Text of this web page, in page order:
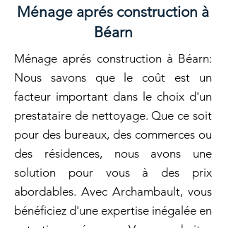
Ménage aprés construction à
Béarn
Ménage aprés construction à Béarn:
Nous savons que le coût est un
facteur important dans le choix d'un
prestataire de nettoyage. Que ce soit
pour des bureaux, des commerces ou
des résidences, nous avons une
solution pour vous à des prix
abordables. Avec Archambault, vous
bénéficiez d'une expertise inégalée en